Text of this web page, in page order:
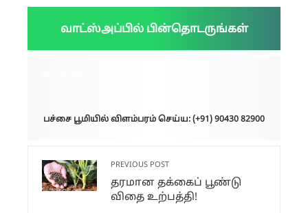
வாட்ஸ்அப்பில் பின்தொடருங்கள்
பச்சை பூமியில் விளம்பரம் செய்ய: (+91) 90430 82900
PREVIOUS POST
தரமான தக்கைப் பூண்டு
விதை உற்பத்தி!